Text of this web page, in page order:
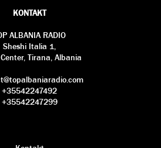
KONTAKT
ALBANIA RADIO
Sheshi Italia 1,
Tirana, Albania
+35542247492
+35542247299